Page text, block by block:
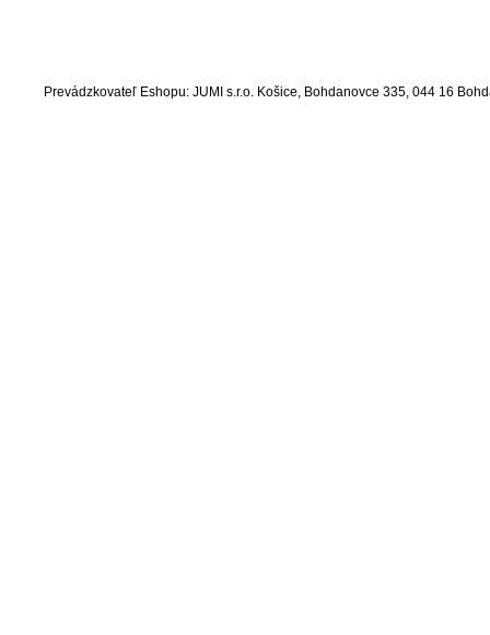
Prevádzkovateľ Eshopu: JUMI s.r.o. Košice, Bohdanovce 335, 044 16